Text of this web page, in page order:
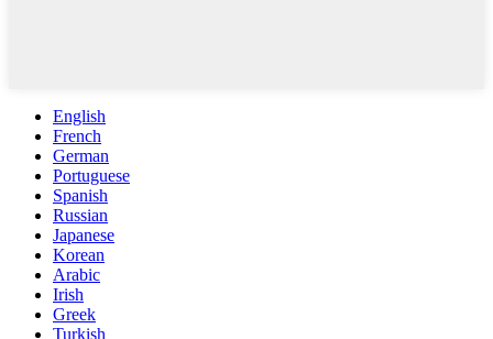
English
French
German
Portuguese
Spanish
Russian
Japanese
Korean
Arabic
Irish
Greek
Turkish